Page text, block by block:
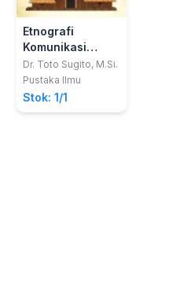
Etnografi
Komunikasi
Komunitas Adat;
Peristiwa
Komunikatif
Komunitas Adat
Dr. Toto Sugito, M.Si.
Pustaka Ilmu
Stok: 1/1